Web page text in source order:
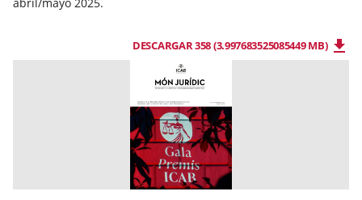
DESCARGAR 358 (3.997683525085449 MB)